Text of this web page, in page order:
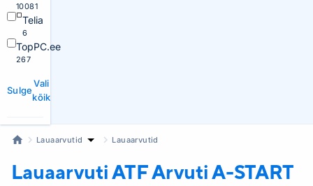
10081
Telia
6
TopPC.ee
267
Sulge
Vali
kõik
Lauaarvutid Lauaarvutid
Lauaarvuti ATFArvuti A-START